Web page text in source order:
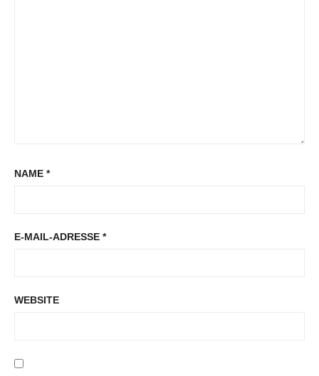
NAME *
E-MAIL-ADRESSE *
WEBSITE